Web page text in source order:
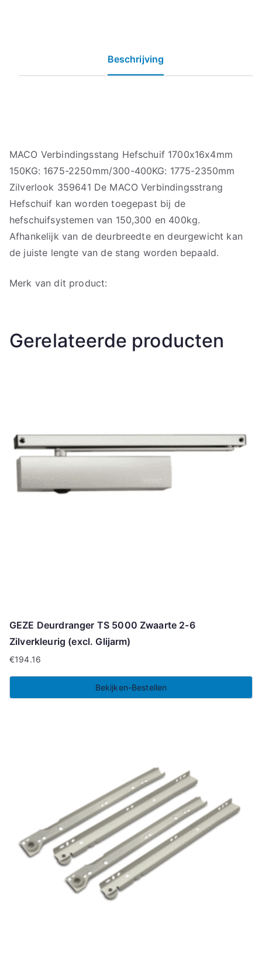
Beschrijving
MACO Verbindingsstang Hefschuif 1700x16x4mm
150KG: 1675-2250mm/300-400KG: 1775-2350mm
Zilverlook 359641 De MACO Verbindingsstrang
Hefschuif kan worden toegepast bij de
hefschuifsystemen van 150,300 en 400kg.
Afhankelijk van de deurbreedte en deurgewicht kan
de juiste lengte van de stang worden bepaald.
Merk van dit product:
Gerelateerde producten
GEZE Deurdranger TS 5000 Zwaarte 2-6
Zilverkleurig (excl. Glijarm)
€194.16
Bekijken-Bestellen